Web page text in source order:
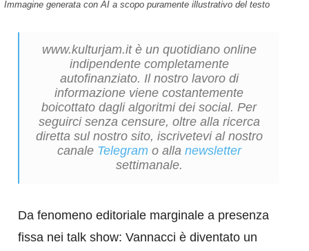
Immagine generata con AI a scopo puramente illustrativo del testo
www.kulturjam.it è un quotidiano online
indipendente completamente
autofinanziato. Il nostro lavoro di
informazione viene costantemente
boicottato dagli algoritmi dei social. Per
seguirci senza censure, oltre alla ricerca
diretta sul nostro sito, iscrivetevi al nostro
canale Telegram o alla newsletter
settimanale.
Da fenomeno editoriale marginale a presenza
fissa nei talk show: Vannacci è diventato un